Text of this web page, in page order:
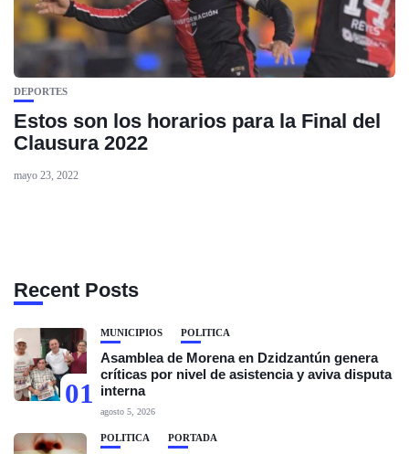
DEPORTES
Estos son los horarios para la Final del
Clausura 2022
mayo 23, 2022
Recent Posts
01
MUNICIPIOS POLÍTICA
Asamblea de Morena en Dzidzantún genera
críticas por nivel de asistencia y aviva disputa
interna
agosto 5, 2026
POLÍTICA PORTADA